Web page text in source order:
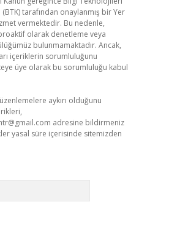
tarafından onaylanmış bir Yer
vermektedir. Bu nedenle,
olarak denetleme veya
bulunmamaktadır. Ancak,
içeriklerin sorumluluğunu
üye olarak bu sorumluluğu kabul
aykırı olduğunu
adresine bildirmeniz
yasal süre içerisinde sitemizden